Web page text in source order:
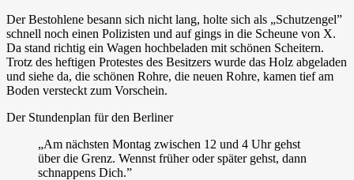
Der Bestohlene besann sich nicht lang, holte sich als „Schutzengel”
schnell noch einen Polizisten und auf gings in die Scheune von X.
Da stand richtig ein Wagen hochbeladen mit schönen Scheitern.
Trotz des heftigen Protestes des Besitzers wurde das Holz abgeladen
und siehe da, die schönen Rohre, die neuen Rohre, kamen tief am
Boden versteckt zum Vorschein.
Der Stundenplan für den Berliner
„Am nächsten Montag zwischen 12 und 4 Uhr gehst
über die Grenz. Wennst früher oder später gehst, dann
schnappens Dich.”